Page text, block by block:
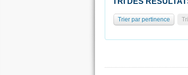
Trier par pertinence